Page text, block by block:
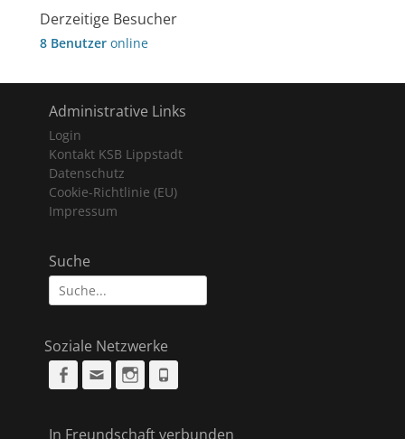
Derzeitige Besucher
8 Benutzer online
Administrative Links
Login
Kontakt KSB Lippstadt
Datenschutz
Cookie-Richtlinie (EU)
Impressum
Suche
Suche
nach:
Soziale Netzwerke
Facebook
Email Instagram
In Freundschaft verbunden